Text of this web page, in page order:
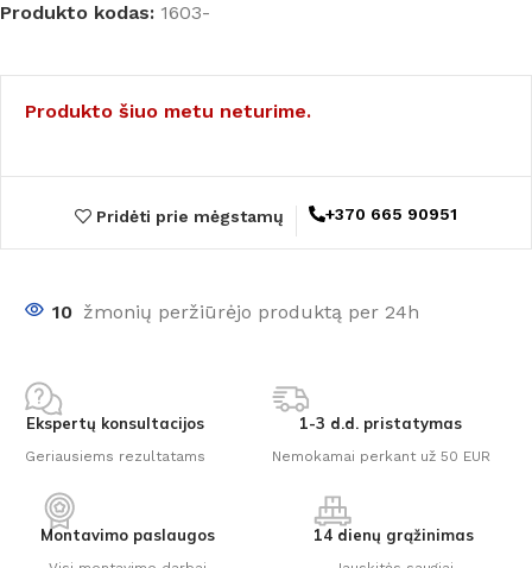
Produkto kodas: 1603-
Produkto šiuo metu neturime.
Pridėti prie mėgstamų +370 665 90951
10 žmonių peržiūrėjo produktą per 24h
Ekspertų konsultacijos
Geriausiems rezultatams
1-3 d.d. pristatymas
Nemokamai perkant už 50 EUR
Montavimo paslaugos 14 dienų grąžinimas